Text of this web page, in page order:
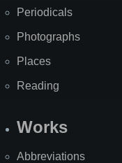
Periodicals
Photographs
Places
Reading
Works
Abbreviations